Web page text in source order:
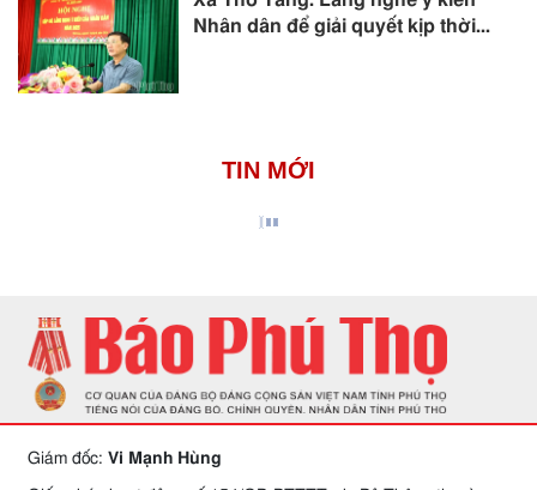
Nhân dân để giải quyết kịp thời...
TIN MỚI
Giám đốc: Vi Mạnh Hùng